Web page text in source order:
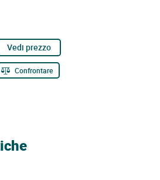
Vedi prezzo
Confrontare